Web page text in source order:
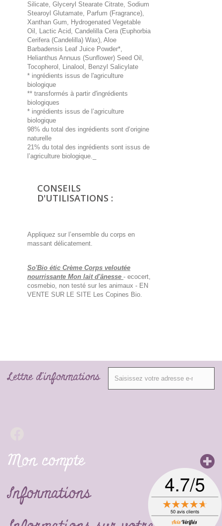
Silicate, Glyceryl Stearate Citrate, Sodium
Stearoyl Glutamate, Parfum (Fragrance),
Xanthan Gum, Hydrogenated Vegetable
Oil, Lactic Acid, Candelilla Cera (Euphorbia
Cerifera (Candelilla) Wax), Aloe
Barbadensis Leaf Juice Powder*,
Helianthus Annuus (Sunflower) Seed Oil,
Tocopherol, Linalool, Benzyl Salicylate
* ingrédients issus de l'agriculture
biologique
** transformés à partir d'ingrédients
biologiques
* ingrédients issus de l’agriculture
biologique
98% du total des ingrédients sont d’origine
naturelle
21% du total des ingrédients sont issus de
l’agriculture biologique._
CONSEILS
D'UTILISATIONS :
Appliquez sur l’ensemble du corps en
massant délicatement.
So'Bio étic Crème Corps veloutée
nourrissante Mon lait d'ânesse - ecocert,
cosmebio, non testé sur les animaux - EN
VENTE SUR LE SITE Les Copines Bio.
Lettre d'informations
Mon compte
Informations